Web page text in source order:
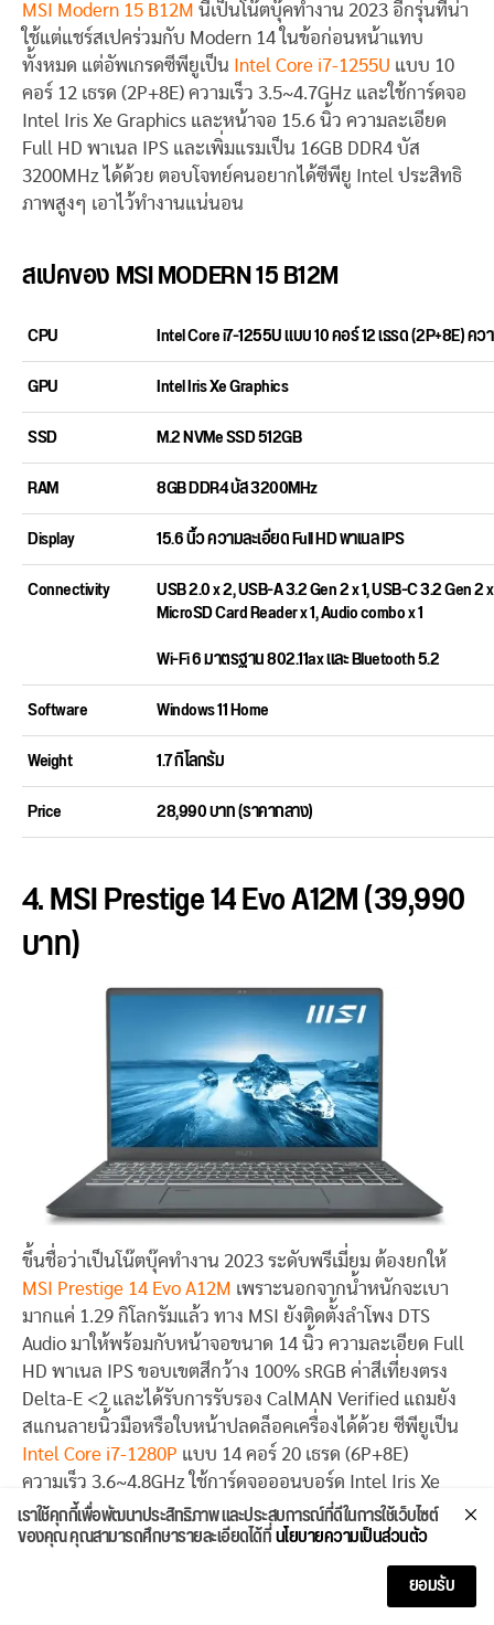
MSI Modern 15 B12M นี้เป็นโน๊ตบุ๊คทำงาน 2023 อีกรุ่นที่น่า
ใช้แต่แชร์สเปคร่วมกับ Modern 14 ในข้อก่อนหน้าแทบ
ทั้งหมด แต่อัพเกรดซีพียูเป็น
Intel Core i7-1255U แบบ 10
คอร์ 12 เธรด (2P+8E) ความเร็ว 3.5~4.7GHz และใช้การ์ดจอ
Intel Iris Xe Graphics และหน้าจอ 15.6 นิ้ว ความละเอียด
Full HD พาเนล IPS และเพิ่มแรมเป็น 16GB DDR4 บัส
3200MHz ได้ด้วย ตอบโจทย์คนอยากได้ซีพียู Intel ประสิทธิ
ภาพสูงๆ เอาไว้ทำงานแน่นอน
สเปคของ MSI MODERN 15 B12M
CPU
Intel Core i7-1255U แบบ 10 คอร์ 12 เธรด (2P+8E) คว
GPU
Intel Iris Xe Graphics
SSD
M.2 NVMe SSD 512GB
RAM
8GB DDR4 บัส 3200MHz
Display
15.6 นิ้ว ความละเอียด Full HD พาเนล IPS
Connectivity
USB 2.0 x 2, USB-A 3.2 Gen 2 x 1, USB-C 3.2 Gen 2
MicroSD Card Reader x 1, Audio combo x 1
Wi-Fi 6 มาตรฐาน 802.11ax และ Bluetooth 5.2
Software
Windows 11 Home
Weight
1.7 กิโลกรัม
Price
28,990 บาท (ราคากลาง)
4. MSI Prestige 14 Evo A12M (39,990
บาท)
ขึ้นชื่อว่าเป็นโน๊ตบุ๊คทำงาน 2023 ระดับพรีเมี่ยม ต้องยกให้
MSI Prestige 14 Evo A12M เพราะนอกจากน้ำหนักจะเบา
มากแค่ 1.29 กิโลกรัมแล้ว ทาง MSI ยังติดตั้งลำโพง DTS
Audio มาให้พร้อมกับหน้าจอขนาด 14 นิ้ว ความละเอียด Full
HD พาเนล IPS ขอบเขตสีกว้าง 100% sRGB ค่าสีเที่ยงตรง
Delta-E <2 และได้รับการรับรอง CalMAN Verified แถมยัง
สแกนลายนิ้วมือหรือใบหน้าปลดล็อคเครื่องได้ด้วย ซีพียูเป็น
Intel Core i7-1280P แบบ 14 คอร์ 20 เธรด (6P+8E)
ความเร็ว 3.6~4.8GHz ใช้การ์ดจอออนบอร์ด Intel Iris Xe
Graphics มี M.2 NVMe SSD ความจุ 512GB ติดตั้ง Windows
11 Home และ Microsoft Office Home & Student 2021 มา
ให้ แรมเป็นออนบอร์ดความจุ 16GB LPDDR4x บัส 4267MHz
มีพอร์ต Thunderbolt 4 x 2, USB-A 3.2 x 1, MicroSD Card
เราใช้คุกกี้เพื่อพัฒนาประสิทธิภาพ และประสบการณ์ที่ดีในการใช้เว็บไซต์
ของคุณ คุณสามารถศึกษารายละเอียดได้ที่นโยบายความเป็นส่วนตัว
ยอมรับ